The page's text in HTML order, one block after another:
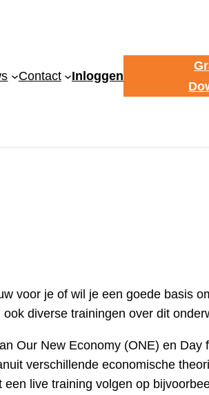
Contact Inloggen
voor je of wil je een goede basis
diverse trainingen over dit
Our New Economy (ONE) en
verschillende economische
live training volgen op